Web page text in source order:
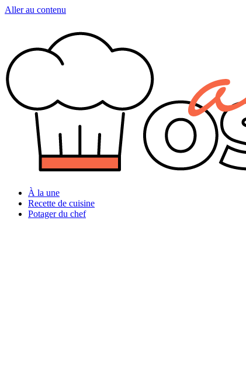
Aller au contenu
À la une
Recette de cuisine
Potager du chef